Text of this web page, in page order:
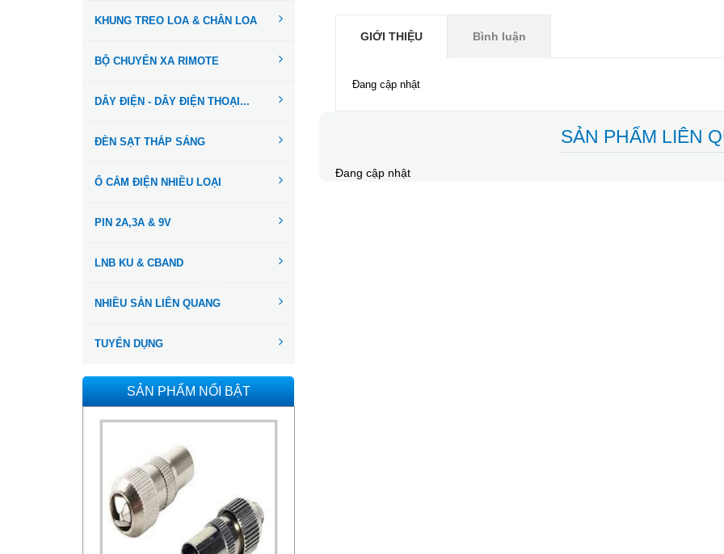
KHUNG TREO LOA & CHÂN LOA
BỘ CHUYỂN XA RIMOTE
DÂY ĐIỆN - DÂY ĐIỆN THOẠI...
ĐÈN SẠT THẮP SÁNG
Ổ CẮM ĐIỆN NHIỀU LOẠI
PIN 2A,3A & 9V
LNB KU & CBAND
NHIỀU SẢN LIÊN QUANG
TUYỂN DỤNG
SẢN PHẨM NỔI BẬT
GIỚI THIỆU Bình luận
Đang cập nhật
SẢN PHẨM LIÊN
Đang cập nhật